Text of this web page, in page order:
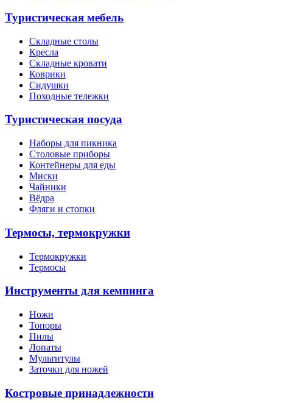
Туристическая мебель
Складные столы
Кресла
Складные кровати
Коврики
Сидушки
Походные тележки
Туристическая посуда
Наборы для пикника
Столовые приборы
Контейнеры для еды
Миски
Чайники
Вёдра
Фляги и стопки
Термосы, термокружки
Термокружки
Термосы
Инструменты для кемпинга
Ножи
Топоры
Пилы
Лопаты
Мультитулы
Заточки для ножей
Костровые принадлежности